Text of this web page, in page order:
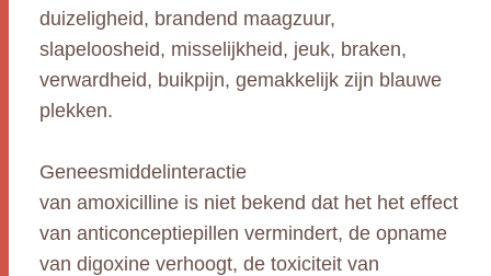
duizeligheid, brandend maagzuur,
slapeloosheid, misselijkheid, jeuk, braken,
verwardheid, buikpijn, gemakkelijk zijn blauwe
plekken.
Geneesmiddelinteractie
van amoxicilline is niet bekend dat het het effect
van anticonceptiepillen vermindert, de opname
van digoxine verhoogt, de toxiciteit van